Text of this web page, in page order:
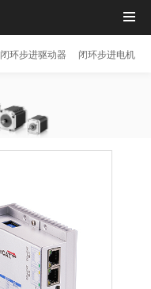
闭环步进驱动器 闭环步进电机